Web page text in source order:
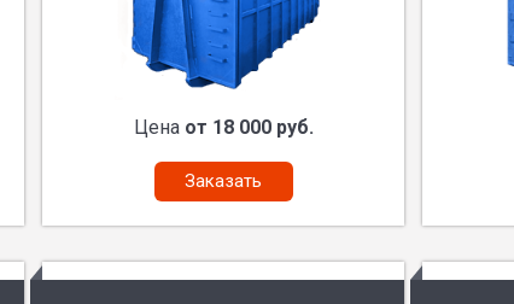
Цена от 18 000 руб.
Заказать